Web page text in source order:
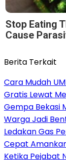
Stop Eating
Cause
Berita Terkait
Cara Mudah
Gratis Lewat
Gempa Bekasi
Warga Jadi
Ledakan Gas
Cepat
Ketika Pejabat